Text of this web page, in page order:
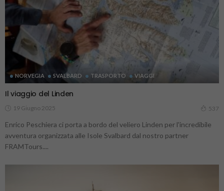
NORVEGIA SVALBARD TRASPORTO VIAGGI
Il viaggio del Linden
19 Giugno 2025 537
Enrico Peschiera ci porta a bordo del veliero Linden per l'incredibile
avventura organizzata alle Isole Svalbard dal nostro partner
FRAMTours....